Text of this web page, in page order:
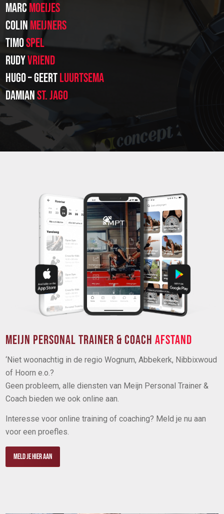
MARCMOEIJES
COLINMEIJNERS
TIMOSPEL
RUDYVRIEND
HUGO – GEERTLUURTSEMA
DAMIANST. JAGO
MEIJN PERSONAL TRAINER & COACHAFSTAND
‘Niet woonachtig in de regio Wognum, Abbekerk, Nibbixwoud
of Hoorn e.o.?
Geen probleem, alle diensten van Meijn Personal Trainer &
Coach bieden we ook online aan.
Interesse voor online training of coaching? Meld je nu aan
voor een proefles.
Meld je hier aan